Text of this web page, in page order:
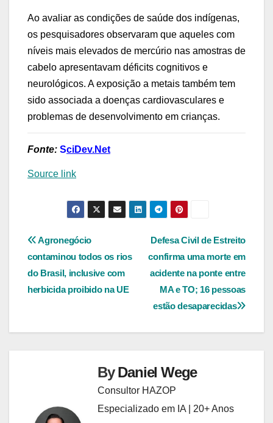
Ao avaliar as condições de saúde dos indígenas,
os pesquisadores observaram que aqueles com
níveis mais elevados de mercúrio nas amostras de
cabelo apresentavam déficits cognitivos e
neurológicos. A exposição a metais também tem
sido associada a doenças cardiovasculares e
problemas de desenvolvimento em crianças.
Fonte: SciDev.Net
Source link
Navegação
de
Post
Defesa Civil de Estreito
confirma uma morte em
acidente na ponte entre
MA e TO; 16 pessoas
estão desaparecidas
Agronegócio
contaminou todos os rios
do Brasil, inclusive com
herbicida proibido na UE
ByDaniel Wege
Consultor HAZOP
Especializado em IA | 20+ Anos